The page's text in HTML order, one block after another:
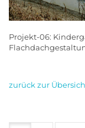
Projekt-06:
zurück zur